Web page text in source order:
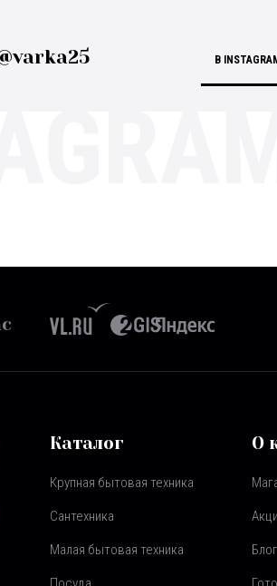
В
Каталог
Крупная бытовая техника
Сантехника
Малая бытовая техника
О
Блог